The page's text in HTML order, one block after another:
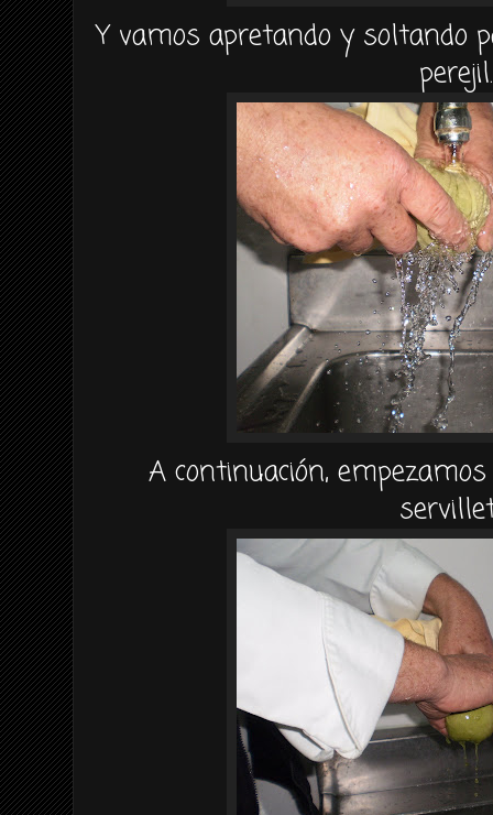
Y vamosapretando y soltando
perejil.
Acontinuación,